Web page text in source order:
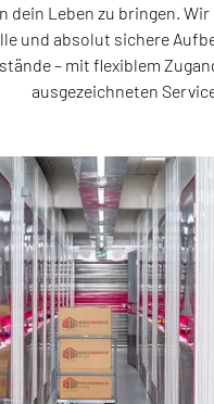
dein Leben zu bringen.
und absolut sichere
– mit flexiblem
ausgezeichneten